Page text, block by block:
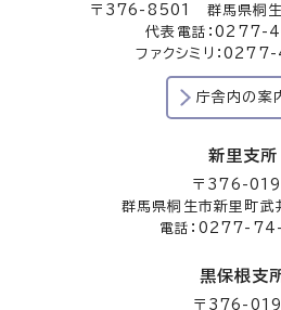
〒376-8501 群馬県桐生
代表電話：0277-
ファクシミリ：
庁舎内の案
新里支所
〒376-
群馬県桐生市新里町
電話：0277-
黒保根支
〒376-